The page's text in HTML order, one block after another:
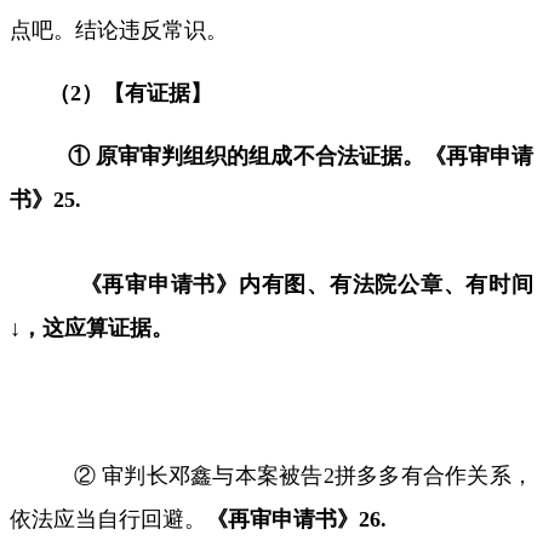
点吧。结论违反常识。
（2）【有证据】
① 原审审判组织的组成不合法证据。《再审申请
书》 25.
《再审申请书》内有图、有法院公章、有时间
↓，这应算证据。
② 审判长邓鑫与本案被告2拼多多有合作关系，
依法应当自行回避。
《再审申请书》 26.